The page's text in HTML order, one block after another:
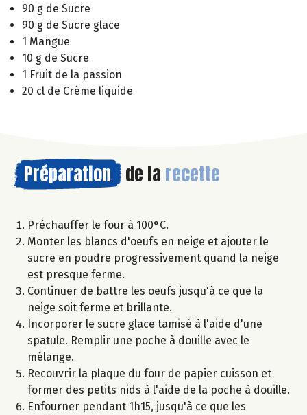
90 g de Sucre
90 g de Sucre glace
1 Mangue
10 g de Sucre
1 Fruit de la passion
20 cl de Crème liquide
Préparation de la recette
Préchauffer le four à 100°C.
Monter les blancs d'oeufs en neige et ajouter le
sucre en poudre progressivement quand la neige
est presque ferme.
Continuer de battre les oeufs jusqu'à ce que la
neige soit ferme et brillante.
Incorporer le sucre glace tamisé à l'aide d'une
spatule. Remplir une poche à douille avec le
mélange.
Recouvrir la plaque du four de papier cuisson et
former des petits nids à l'aide de la poche à douille.
Enfourner pendant 1h15, jusqu'à ce que les